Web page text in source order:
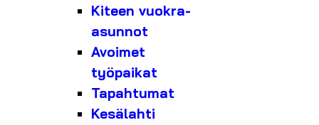
Kiteen vuokra-
asunnot
Avoimet
työpaikat
Tapahtumat
Kesälahti